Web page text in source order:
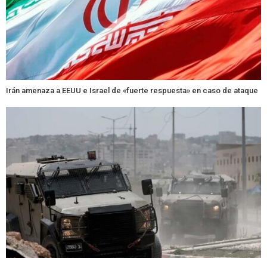
Irán amenaza a EEUU e Israel de «fuerte respuesta» en caso de ataque